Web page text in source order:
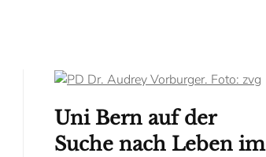
Uni Bern auf der
Suche nach Leben im